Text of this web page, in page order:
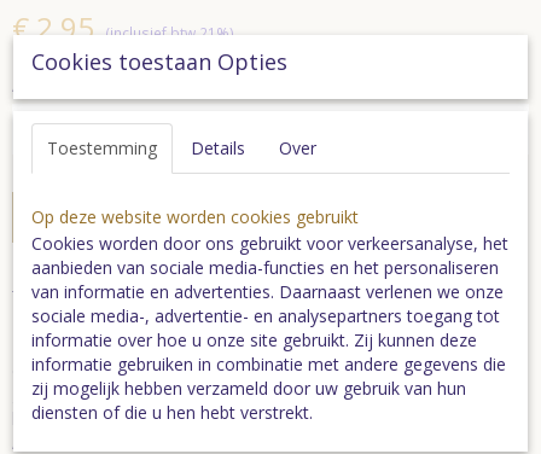
€ 2,95 (inclusief btw 21%)
Aantal
In winkelwagen
Luxe dubbele ansichtkaart met envelop
Mooie kwaliteit dubbele ansichtkaart in groot formaat (14,5 x 21
cm) inclusief bijpassende envelop. Glanzende finish. Foto
gemaakt door Wim Aerdts (Aerdts photographie). Binnenzijde
blanco. Achterzijde met tekst; Natuurgebied 'De Peel' c Wim
Aerdts.
Cookies toestaan Opties
Toestemming Details Over
Op deze website worden cookies gebruikt
Cookies worden door ons gebruikt voor verkeersanalyse, het
aanbieden van sociale media-functies en het personaliseren
van informatie en advertenties. Daarnaast verlenen we onze
sociale media-, advertentie- en analysepartners toegang tot
informatie over hoe u onze site gebruikt. Zij kunnen deze
informatie gebruiken in combinatie met andere gegevens die
zij mogelijk hebben verzameld door uw gebruik van hun
diensten of die u hen hebt verstrekt.